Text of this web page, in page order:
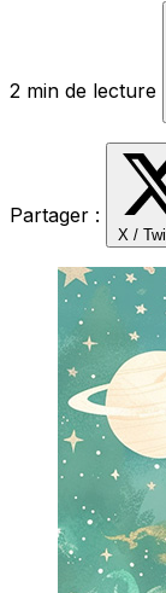
2 min de lecture
Partager :
X /